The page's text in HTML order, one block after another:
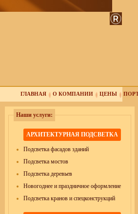
ГЛАВНАЯ О КОМПАНИИ ЦЕНЫ
Наши услуги:
АРХИТЕКТУРНАЯ ПОДСВЕТКА
Подсветка фасадов зданий
Подсветка мостов
Подсветка деревьев
Новогоднее и праздничное оформление
Подсветка кранов и спецконструкций